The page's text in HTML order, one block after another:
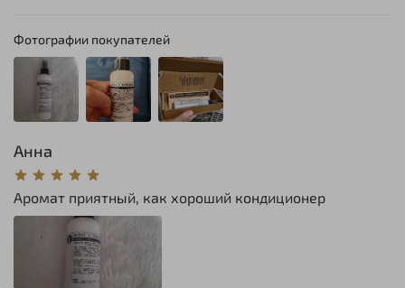
Фотографии покупателей
Анна
Аромат приятный, как хороший кондиционер